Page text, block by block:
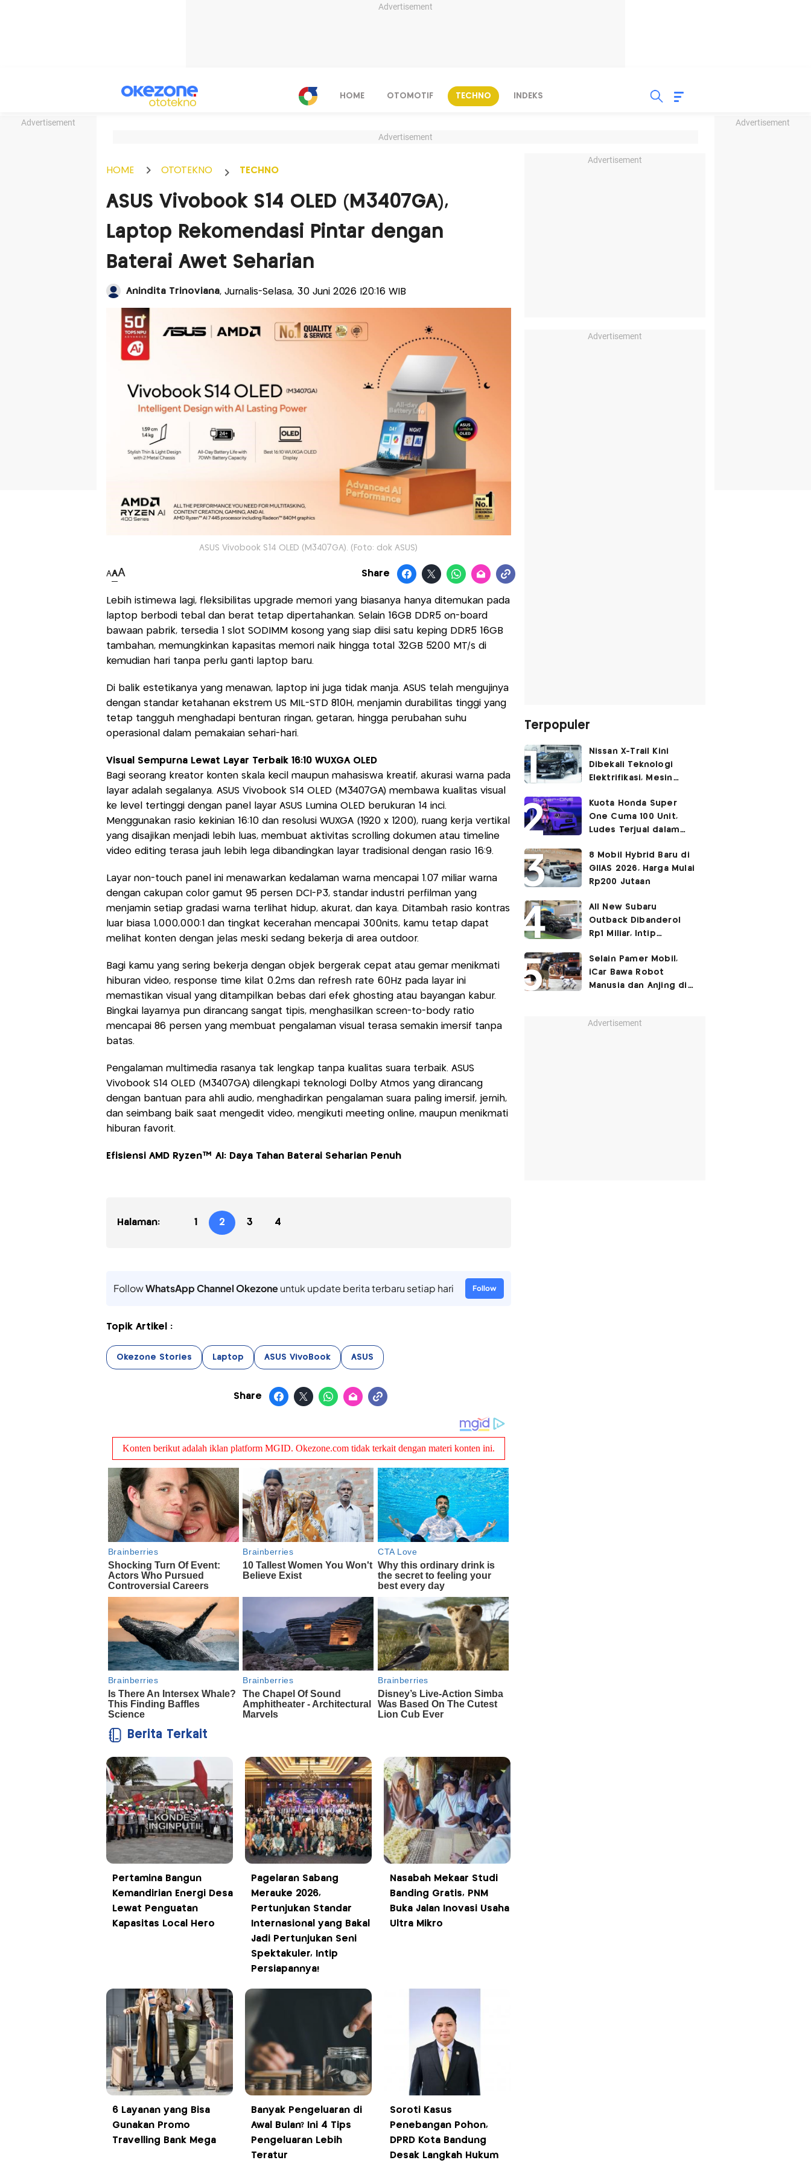
Advertisement
Advertisement Advertisement
HOME OTOMOTIF TECHNO INDEKS
Advertisement
HOME OTOTEKNO TECHNO
ASUS Vivobook S14 OLED (M3407GA),
Laptop Rekomendasi Pintar dengan
Baterai Awet Seharian
Anindita Trinoviana, Jurnalis-Selasa, 30 Juni 2026 |20:16 WIB
ASUS Vivobook S14 OLED (M3407GA). (Foto: dok ASUS)
AAA Share
Lebih istimewa lagi, fleksibilitas upgrade memori yang biasanya hanya ditemukan pada
laptop berbodi tebal dan berat tetap dipertahankan. Selain 16GB DDR5 on-board
bawaan pabrik, tersedia 1 slot SODIMM kosong yang siap diisi satu keping DDR5 16GB
tambahan, memungkinkan kapasitas memori naik hingga total 32GB 5200 MT/s di
kemudian hari tanpa perlu ganti laptop baru.
Di balik estetikanya yang menawan, laptop ini juga tidak manja. ASUS telah mengujinya
dengan standar ketahanan ekstrem US MIL-STD 810H, menjamin durabilitas tinggi yang
tetap tangguh menghadapi benturan ringan, getaran, hingga perubahan suhu
operasional dalam pemakaian sehari-hari.
Visual Sempurna Lewat Layar Terbaik 16:10 WUXGA OLED
Bagi seorang kreator konten skala kecil maupun mahasiswa kreatif, akurasi warna pada
layar adalah segalanya. ASUS Vivobook S14 OLED (M3407GA) membawa kualitas visual
ke level tertinggi dengan panel layar ASUS Lumina OLED berukuran 14 inci.
Menggunakan rasio kekinian 16:10 dan resolusi WUXGA (1920 x 1200), ruang kerja vertikal
yang disajikan menjadi lebih luas, membuat aktivitas scrolling dokumen atau timeline
video editing terasa jauh lebih lega dibandingkan layar tradisional dengan rasio 16:9.
Layar non-touch panel ini menawarkan kedalaman warna mencapai 1.07 miliar warna
dengan cakupan color gamut 95 persen DCI-P3, standar industri perfilman yang
menjamin setiap gradasi warna terlihat hidup, akurat, dan kaya. Ditambah rasio kontras
luar biasa 1,000,000:1 dan tingkat kecerahan mencapai 300nits, kamu tetap dapat
melihat konten dengan jelas meski sedang bekerja di area outdoor.
Bagi kamu yang sering bekerja dengan objek bergerak cepat atau gemar menikmati
hiburan video, response time kilat 0.2ms dan refresh rate 60Hz pada layar ini
memastikan visual yang ditampilkan bebas dari efek ghosting atau bayangan kabur.
Bingkai layarnya pun dirancang sangat tipis, menghasilkan screen-to-body ratio
mencapai 86 persen yang membuat pengalaman visual terasa semakin imersif tanpa
batas.
Pengalaman multimedia rasanya tak lengkap tanpa kualitas suara terbaik. ASUS
Vivobook S14 OLED (M3407GA) dilengkapi teknologi Dolby Atmos yang dirancang
dengan bantuan para ahli audio, menghadirkan pengalaman suara paling imersif, jernih,
dan seimbang baik saat mengedit video, mengikuti meeting online, maupun menikmati
hiburan favorit.
Efisiensi AMD Ryzen™ AI: Daya Tahan Baterai Seharian Penuh
Halaman: 1 2 3 4
FollowWhatsApp Channel Okezoneuntuk update berita terbaru setiap hari Follow
Topik Artikel :
Okezone Stories Laptop ASUS VivoBook ASUS
Share
Berita Terkait
Pertamina Bangun
Kemandirian Energi Desa
Lewat Penguatan
Kapasitas Local Hero
Pagelaran Sabang
Merauke 2026,
Pertunjukan Standar
Internasional yang Bakal
Jadi Pertunjukan Seni
Spektakuler, Intip
Persiapannya!
Nasabah Mekaar Studi
Banding Gratis, PNM
Buka Jalan Inovasi Usaha
Ultra Mikro
6 Layanan yang Bisa
Gunakan Promo
Travelling Bank Mega
Banyak Pengeluaran di
Awal Bulan? Ini 4 Tips
Pengeluaran Lebih
Teratur
Soroti Kasus
Penebangan Pohon,
DPRD Kota Bandung
Desak Langkah Hukum
Advertisement
Advertisement
Terpopuler
Nissan X-Trail Kini
Dibekali Teknologi
Elektrifikasi, Mesin
Kuota Honda Super
One Cuma 100 Unit,
Ludes Terjual dalam
8 Mobil Hybrid Baru di
GIIAS 2026, Harga Mulai
Rp200 Jutaan
All New Subaru
Outback Dibanderol
Rp1 Miliar, Intip
Selain Pamer Mobil,
iCar Bawa Robot
Manusia dan Anjing di
Advertisement